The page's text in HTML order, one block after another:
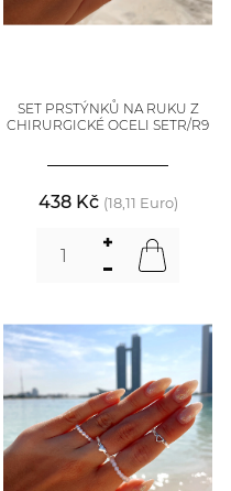
SET PRSTÝNKŮ NA RUKU Z
CHIRURGICKÉ OCELI SETR/R9
438 Kč (18,11 Euro)